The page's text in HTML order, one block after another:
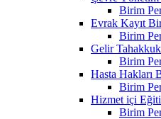
Birim
Evrak Kayıt
Birim
Gelir
Birim
Hasta Hakları
Birim
Hizmet içi
Birim